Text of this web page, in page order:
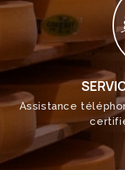
Assistance